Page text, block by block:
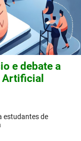
e debate a
Artificial
estudantes de